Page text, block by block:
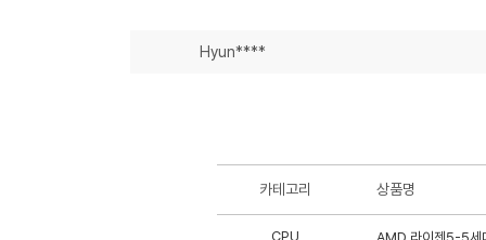
Hyun****
카테고리 상품명
CPU